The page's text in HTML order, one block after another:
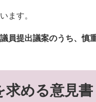
ます。
員提出議案のうち、慎
求める意見書